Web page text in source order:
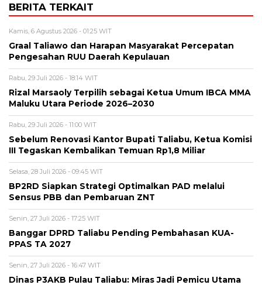
BERITA TERKAIT
Kamis, 6 Agustus 2026 - 01:25 WIT
Graal Taliawo dan Harapan Masyarakat Percepatan
Pengesahan RUU Daerah Kepulauan
Rabu, 29 Juli 2026 - 18:14 WIT
Rizal Marsaoly Terpilih sebagai Ketua Umum IBCA MMA
Maluku Utara Periode 2026–2030
Rabu, 29 Juli 2026 - 11:00 WIT
Sebelum Renovasi Kantor Bupati Taliabu, Ketua Komisi
III Tegaskan Kembalikan Temuan Rp1,8 Miliar
Selasa, 28 Juli 2026 - 09:45 WIT
BP2RD Siapkan Strategi Optimalkan PAD melalui
Sensus PBB dan Pembaruan ZNT
Senin, 27 Juli 2026 - 17:25 WIT
Banggar DPRD Taliabu Pending Pembahasan KUA-
PPAS TA 2027
Senin, 27 Juli 2026 - 16:47 WIT
Dinas P3AKB Pulau Taliabu: Miras Jadi Pemicu Utama